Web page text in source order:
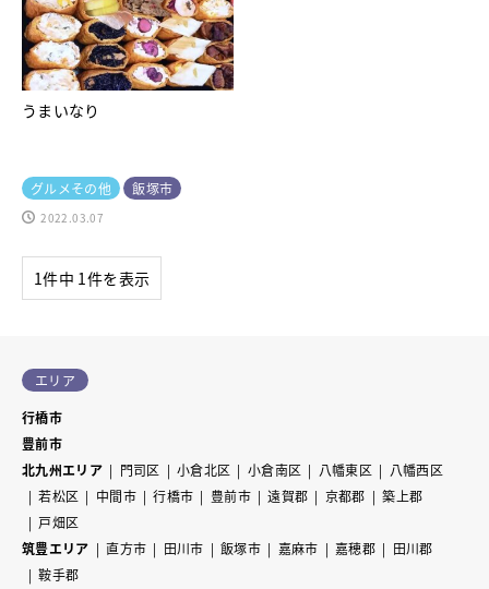
うまいなり
グルメその他 飯塚市
2022.03.07
1件中 1件を表示
エリア
行橋市
豊前市
北九州エリア
門司区 小倉北区 小倉南区 八幡東区
八幡西区
若松区
中間市 行橋市 豊前市 遠賀郡 京都郡
築上郡
戸畑区
筑豊エリア
直方市 田川市 飯塚市 嘉麻市 嘉穂郡
田川郡
鞍手郡